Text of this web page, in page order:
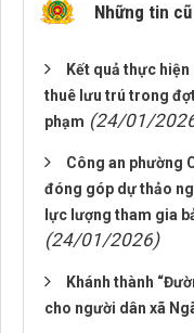
Những tin
Kết quả thực
thuê lưu trú trong
phạm (24/01/
Công an phường
đóng góp dự thảo
lực lượng tham gia
(24/01/2026)
Khánh thành
cho người dân xã